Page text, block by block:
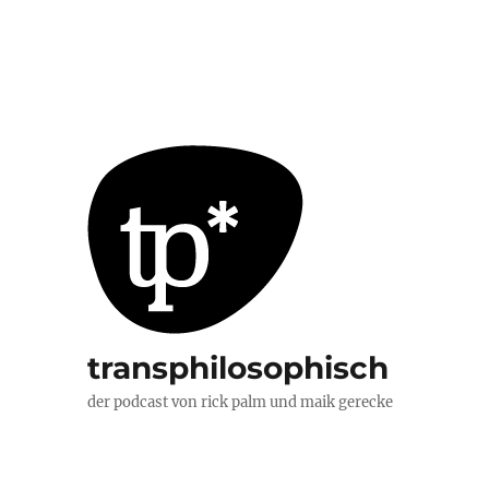
transphilosophisch
der podcast von rick palm und maik gerecke